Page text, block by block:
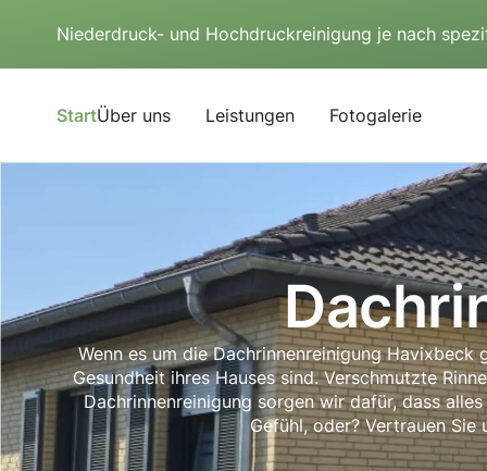
Niederdruck- und Hochdruckreinigung je nach
StartÜber uns Leistungen Fotogalerie
Wenn es um die Dachrinnenreinigung
Gesundheit ihres Hauses sind. Verschmutzte
Dachrinnenreinigung sorgen wir dafür, dass
Gefühl, oder? Vertrauen